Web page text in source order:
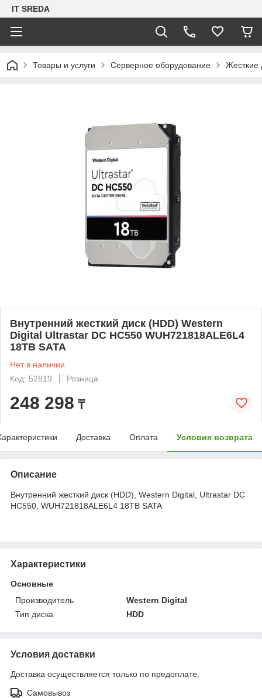
IT SREDA
Товары и услуги Серверное оборудование Жесткие
Внутренний жесткий диск (HDD) Western
Digital Ultrastar DC HC550 WUH721818ALE6L4
18TB SATA
Нет в наличии
Код: 52819
Розница
248 298 ₸
Доставка Оплата Условия возврата
Описание
Внутренний жесткий диск (HDD), Western Digital, Ultrastar DC
HC550, WUH721818ALE6L4 18TB SATA
Характеристики
Основные
Производитель
Western Digital
Тип диска
HDD
Условия доставки
Доставка осуществляется только по предоплате.
Самовывоз